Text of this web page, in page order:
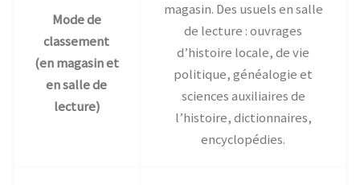
Mode de
classement
(en magasin et
en salle de
lecture)
magasin. Des usuels en salle
de lecture : ouvrages
d’histoire locale, de vie
politique, généalogie et
sciences auxiliaires de
l’histoire, dictionnaires,
encyclopédies.